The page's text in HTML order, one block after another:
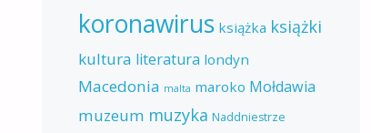
koronawirus książka książki
kultura literatura londyn
Macedonia malta maroko Mołdawia
muzeum muzyka Naddniestrze